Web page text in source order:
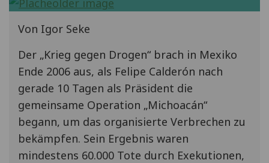
Von Igor Seke
Der „Krieg gegen Drogen“ brach in Mexiko
Ende 2006 aus, als Felipe Calderón nach
gerade 10 Tagen als Präsident die
gemeinsame Operation „Michoacán“
begann, um das organisierte Verbrechen zu
bekämpfen. Sein Ergebnis waren
mindestens 60.000 Tote durch Exekutionen,